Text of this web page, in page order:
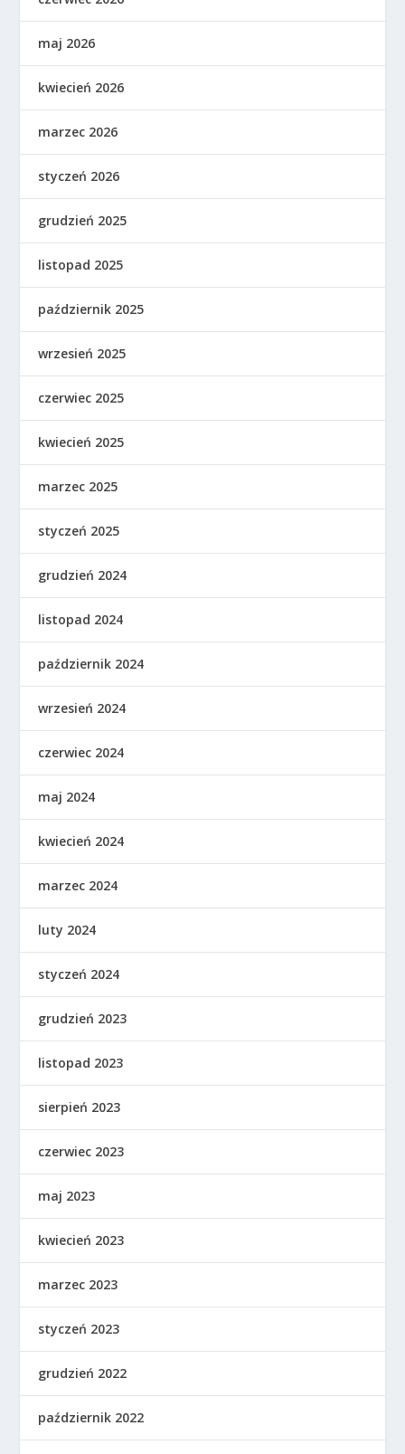
maj 2026
kwiecień 2026
marzec 2026
styczeń 2026
grudzień 2025
listopad 2025
październik 2025
wrzesień 2025
czerwiec 2025
kwiecień 2025
marzec 2025
styczeń 2025
grudzień 2024
listopad 2024
październik 2024
wrzesień 2024
czerwiec 2024
maj 2024
kwiecień 2024
marzec 2024
luty 2024
styczeń 2024
grudzień 2023
listopad 2023
sierpień 2023
czerwiec 2023
maj 2023
kwiecień 2023
marzec 2023
styczeń 2023
grudzień 2022
październik 2022